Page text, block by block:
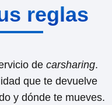
reglas
de carsharing.
que te devuelve
y dónde te mueves.